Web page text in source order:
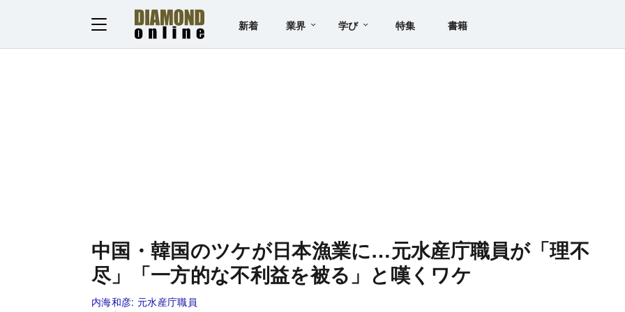
新着 業界 学び 特集 書籍
中国・韓国のツケが日本漁業に…元水産庁職員が「理不
尽」「一方的な不利益を被る」と嘆くワケ
内海和彦: 元水産庁職員